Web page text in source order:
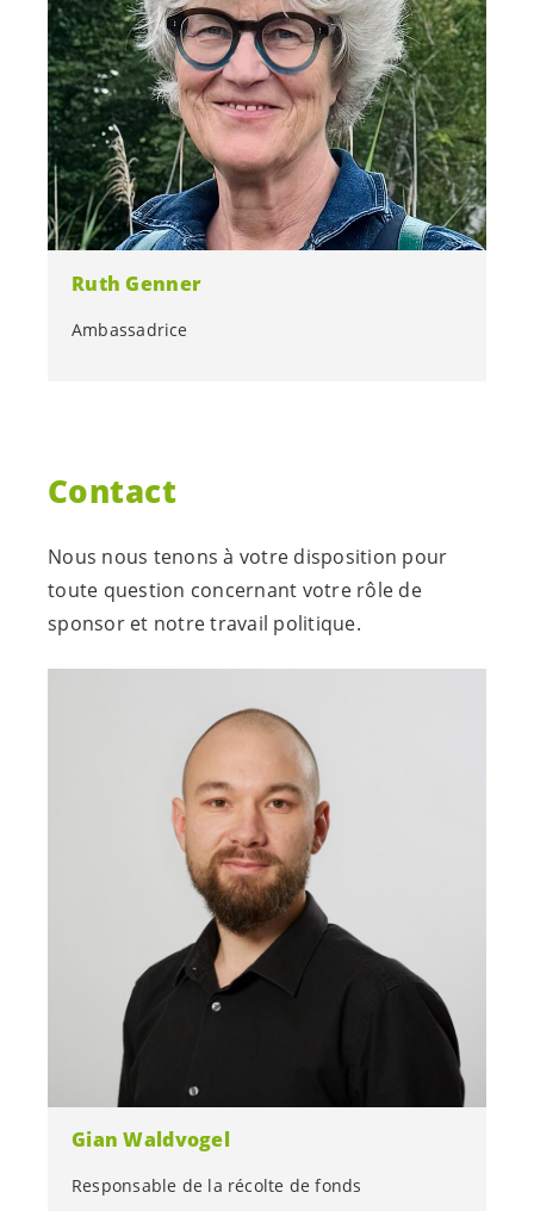
Ruth Genner
Ambassadrice
Contact
Nous nous tenons à votre disposition pour
toute question concernant votre rôle de
sponsor et notre travail politique.
Gian Waldvogel
Responsable de la récolte de fonds